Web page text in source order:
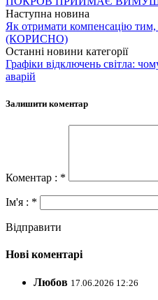
Наступна новина
Як отримати компенсацію
(КОРИСНО)
Останні новини категорії
Графіки відключень світла:
аварій
Залишити коментар
Коментар : *
Ім'я : *
Відправити
Нові коментарі
Любов 17.06.2026 12:26